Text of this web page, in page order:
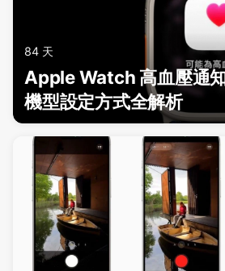
84 天
Apple Watch 高血壓通
機型設定方式全解析